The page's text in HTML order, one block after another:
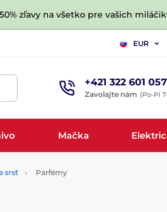
zľavy na všetko pre vašich
EUR
+421 322 601 057
Zavolajte nám (Po-Pi
Mačka
srsť Parfémy